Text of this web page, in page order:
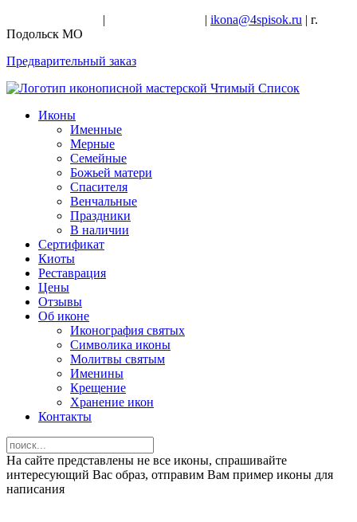
| | ikona@4spisok.ru | г.
Подольск МО
Предварительный заказ
Иконы
Именные
Мерные
Семейные
Божьей матери
Спасителя
Венчальные
Праздники
В наличии
Сертификат
Киоты
Реставрация
Цены
Отзывы
Об иконе
Иконография святых
Символика иконы
Молитвы святым
Именины
Крещение
Хранение икон
Контакты
На сайте представлены не все иконы, спрашивайте
интересующий Вас образ, отправим Вам пример иконы для
написания